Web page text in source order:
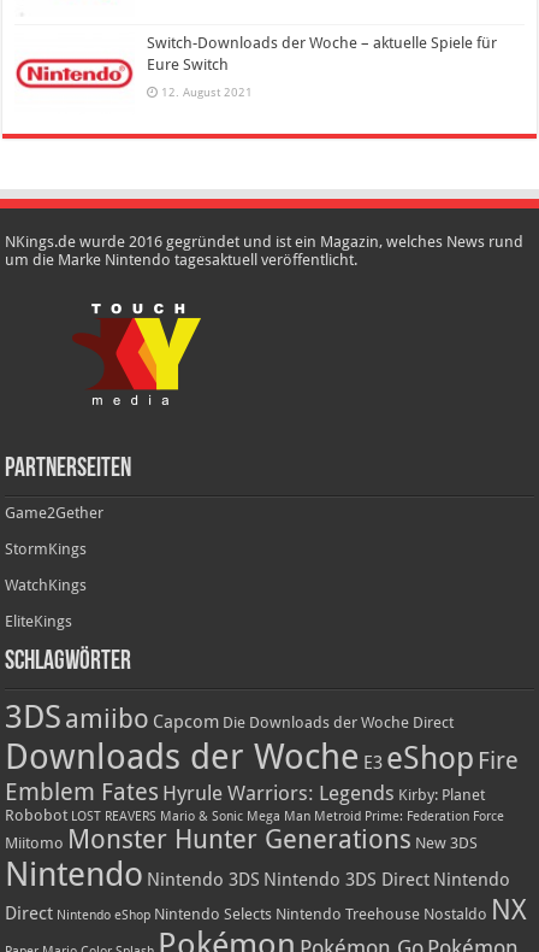
Switch-Downloads der Woche – aktuelle Spiele für
Eure Switch
12. August 2021
NKings.de wurde 2016 gegründet und ist ein Magazin, welches News rund
um die Marke Nintendo tagesaktuell veröffentlicht.
Partnerseiten
Game2Gether
StormKings
WatchKings
EliteKings
Schlagwörter
3DS amiibo Capcom Die Downloads der Woche Direct
Downloads der Woche E3 eShop Fire
Emblem Fates Hyrule Warriors: Legends Kirby: Planet
Robobot LOST REAVERS Mario & Sonic Mega Man Metroid Prime: Federation Force
Miitomo Monster Hunter Generations New 3DS
Nintendo Nintendo 3DS Nintendo 3DS Direct Nintendo
Direct Nintendo eShop Nintendo Selects Nintendo Treehouse Nostaldo NX